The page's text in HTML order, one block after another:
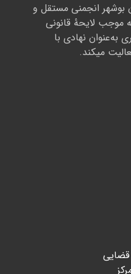
بوشهر انجمنی مستقل و
موجب لایحهٔ قانونی
به‌عنوان نهادی با
میکند.
قضایی